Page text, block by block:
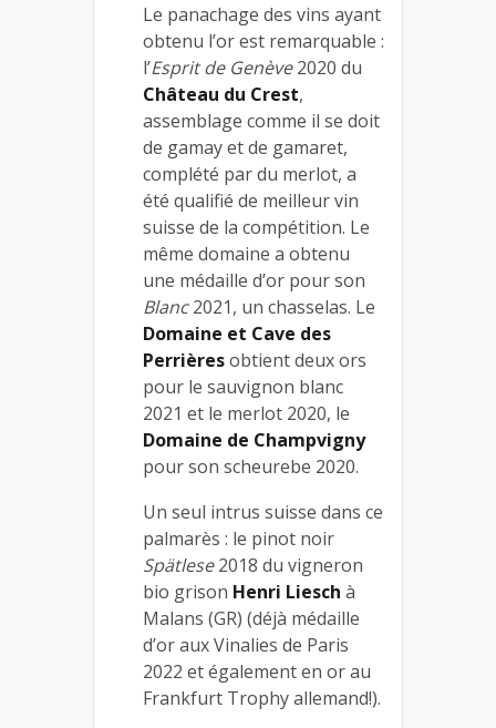
Le panachage des vins ayant
obtenu l’or est remarquable :
l’Esprit de Genève2020 du
Château du Crest,
assemblage comme il se doit
de gamay et de gamaret,
complété par du merlot, a
été qualifié de meilleur vin
suisse de la compétition. Le
même domaine a obtenu
une médaille d’or pour son
Blanc2021, un chasselas. Le
Domaine et Cave des
Perrièresobtient deux ors
pour le sauvignon blanc
2021 et le merlot 2020, le
Domaine de Champvigny
pour son scheurebe 2020.
Un seul intrus suisse dans ce
palmarès : le pinot noir
Spätlese2018 du vigneron
bio grison Henri Liesch à
Malans (GR) (déjà médaille
d’or aux Vinalies de Paris
2022 et également en or au
Frankfurt Trophy allemand!).